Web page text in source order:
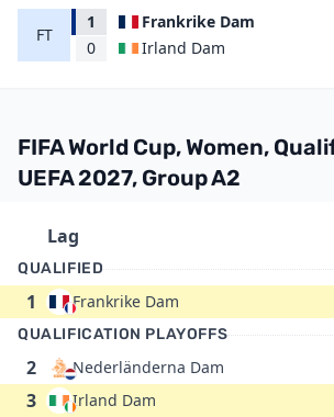
FT
1
0
Frankrike Dam
Irland Dam
FIFA World Cup, Women,
UEFA 2027, Group A2
Lag
QUALIFIED
1 Frankrike Dam
QUALIFICATION PLAYOFFS
2 Nederländerna Dam
3 Irland Dam